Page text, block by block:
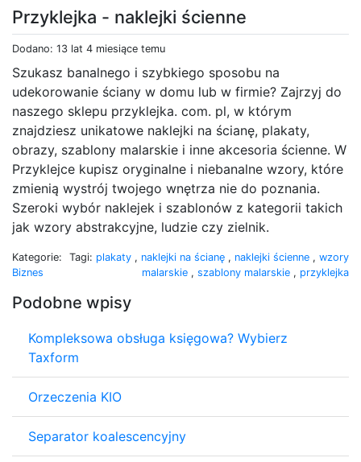
Przyklejka - naklejki ścienne
Dodano: 13 lat 4 miesiące temu
Szukasz banalnego i szybkiego sposobu na
udekorowanie ściany w domu lub w firmie? Zajrzyj do
naszego sklepu przyklejka. com. pl, w którym
znajdziesz unikatowe naklejki na ścianę, plakaty,
obrazy, szablony malarskie i inne akcesoria ścienne. W
Przyklejce kupisz oryginalne i niebanalne wzory, które
zmienią wystrój twojego wnętrza nie do poznania.
Szeroki wybór naklejek i szablonów z kategorii takich
jak wzory abstrakcyjne, ludzie czy zielnik.
Kategorie:
Biznes
Tagi: plakaty , naklejki na ścianę , naklejki ścienne , wzory
malarskie , szablony malarskie , przyklejka
Podobne wpisy
Kompleksowa obsługa księgowa? Wybierz
Taxform
Orzeczenia KIO
Separator koalescencyjny